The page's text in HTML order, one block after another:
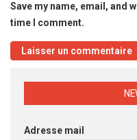
Save my name, email, and
time I comment.
Adresse mail